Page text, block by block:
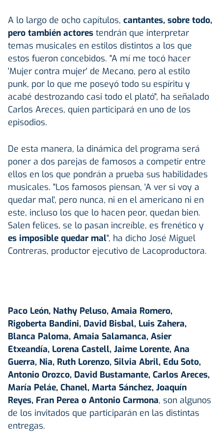
A lo largo de ocho capítulos, cantantes, sobre todo,
pero también actores tendrán que interpretar
temas musicales en estilos distintos a los que
estos fueron concebidos. "A mí me tocó hacer
'Mujer contra mujer' de Mecano, pero al estilo
punk, por lo que me poseyó todo su espíritu y
acabé destrozando casi todo el plató", ha señalado
Carlos Areces, quien participará en uno de los
episodios.
De esta manera, la dinámica del programa será
poner a dos parejas de famosos a competir entre
ellos en los que pondrán a prueba sus habilidades
musicales. "Los famosos piensan, 'A ver si voy a
quedar mal', pero nunca, ni en el americano ni en
este, incluso los que lo hacen peor, quedan bien.
Salen felices, se lo pasan increíble, es frenético y
es imposible quedar mal", ha dicho José Miguel
Contreras, productor ejecutivo de Lacoproductora.
Paco León, Nathy Peluso, Amaia Romero,
Rigoberta Bandini, David Bisbal, Luis Zahera,
Blanca Paloma, Amaia Salamanca, Asier
Etxeandía, Lorena Castell, Jaime Lorente, Ana
Guerra, Nia, Ruth Lorenzo, Silvia Abril, Edu Soto,
Antonio Orozco, David Bustamante, Carlos Areces,
María Peláe, Chanel, Marta Sánchez, Joaquín
Reyes, Fran Perea o Antonio Carmona, son algunos
de los invitados que participarán en las distintas
entregas.